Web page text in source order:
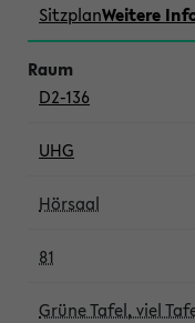
SitzplanWeitere
D2-136
UHG
Hörsaal
81
Grüne Tafel, viel